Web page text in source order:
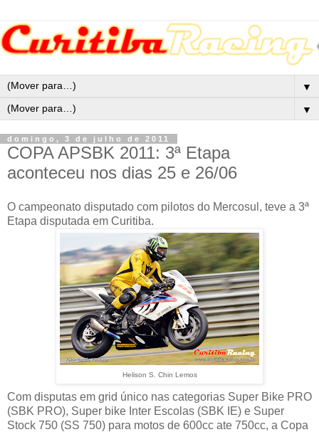
▼
▼
domingo, 3 de julho de 2011
COPA APSBK 2011: 3ª Etapa
aconteceu nos dias 25 e 26/06
O campeonato disputado com pilotos do Mercosul, teve a 3ª
Etapa disputada em Curitiba.
Helison S. Chin Lemos
Com disputas em grid único nas categorias Super Bike PRO
(SBK PRO), Super bike Inter Escolas (SBK IE) e Super
Stock 750 (SS 750) para motos de 600cc ate 750cc, a Copa